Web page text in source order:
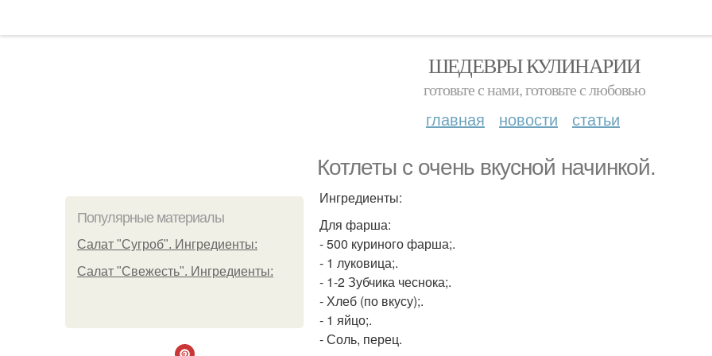
ШЕДЕВРЫ КУЛИНАРИИ
готовьте с нами, готовьте с любовью
главная новости статьи
Котлеты с очень вкусной начинкой.
Популярные материалы
Салат "Сугроб". Ингредиенты:
Салат "Свежесть". Ингредиенты:
Ингредиенты:
Для фарша:
- 500 куриного фарша;.
- 1 луковица;.
- 1-2 Зубчика чеснока;.
- Хлеб (по вкусу);.
- 1 яйцо;.
- Соль, перец.